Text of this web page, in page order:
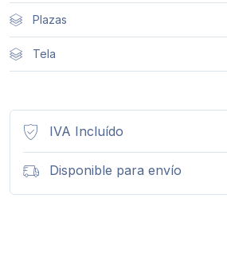
Plazas
Tela
IVA Incluído
Disponible para envío